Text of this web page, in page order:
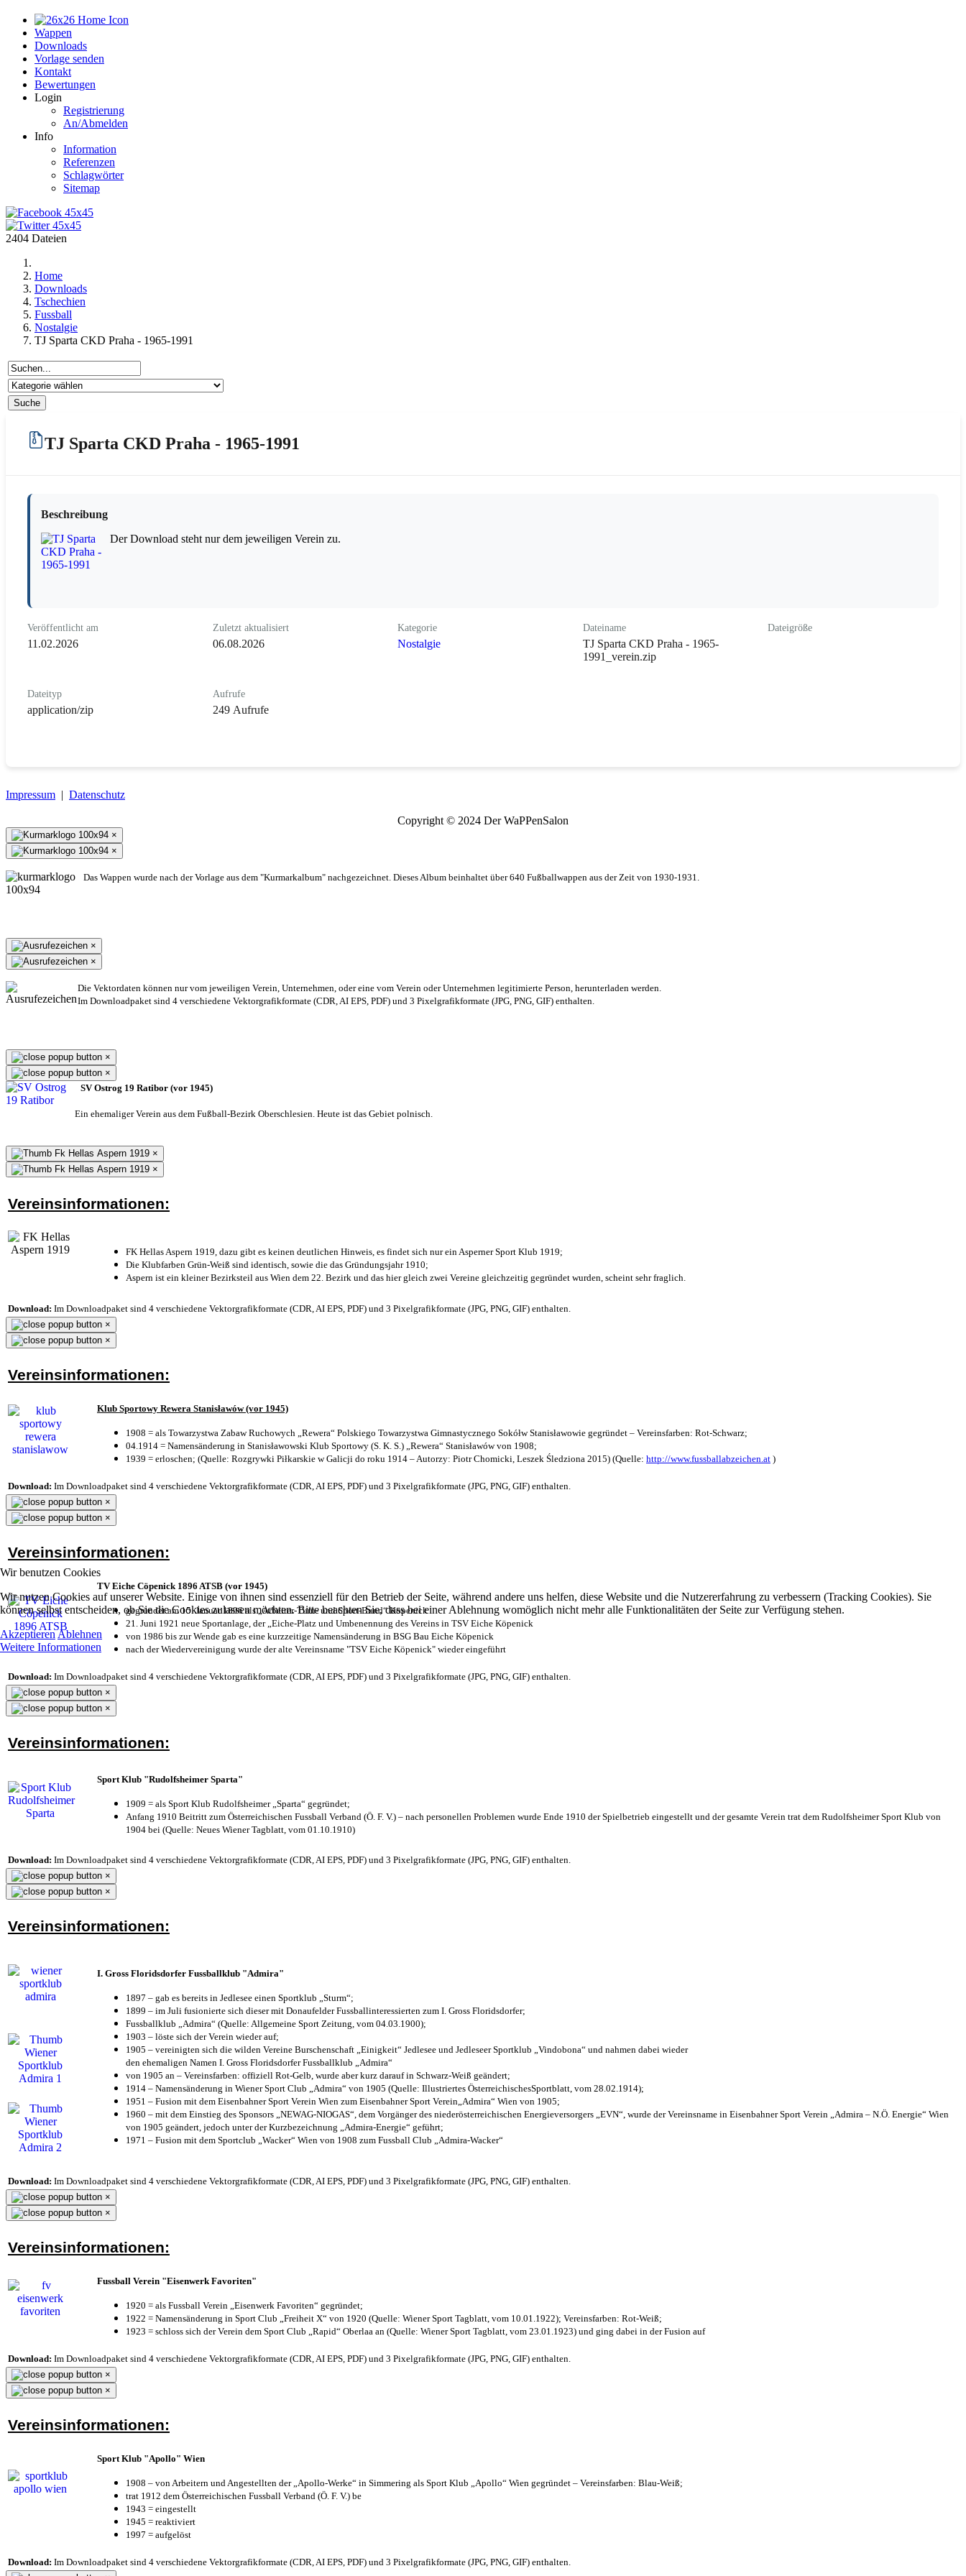
Wappen
Downloads
Vorlage senden
Kontakt
Bewertungen
Login
Registrierung
An/Abmelden
Info
Information
Referenzen
Schlagwörter
Sitemap
2404 Dateien
Home
Downloads
Tschechien
Fussball
Nostalgie
TJ Sparta CKD Praha - 1965-1991
TJ Sparta CKD Praha - 1965-1991
Beschreibung
Der Download steht nur dem jeweiligen Verein zu.
Veröffentlicht am
11.02.2026
Zuletzt aktualisiert
06.08.2026
Kategorie
Nostalgie
Dateiname
TJ Sparta CKD Praha - 1965-
1991_verein.zip
Dateigröße
Dateityp
application/zip
Aufrufe
249 Aufrufe
Impressum | Datenschutz
Copyright © 2024 Der WaPPenSalon
Wir benutzen Cookies
Wir nutzen Cookies auf unserer Website. Einige von ihnen sind essenziell für den Betrieb der Seite, während andere uns helfen, diese Website und die Nutzererfahrung zu verbessern (Tracking Cookies). Sie
können selbst entscheiden, ob Sie die Cookies zulassen möchten. Bitte beachten Sie, dass bei einer Ablehnung womöglich nicht mehr alle Funktionalitäten der Seite zur Verfügung stehen.
AkzeptierenAblehnen
Weitere Informationen
×
×
Das Wappen wurde nach der Vorlage aus dem "Kurmarkalbum" nachgezeichnet. Dieses Album beinhaltet über 640 Fußballwappen aus der Zeit von 1930-1931.
×
×
Die Vektordaten können nur vom jeweiligen Verein, Unternehmen, oder eine vom Verein oder Unternehmen legitimierte Person, herunterladen werden.
Im Downloadpaket sind 4 verschiedene Vektorgrafikformate (CDR, AI EPS, PDF) und 3 Pixelgrafikformate (JPG, PNG, GIF) enthalten.
×
×
SV Ostrog 19 Ratibor (vor 1945)
Ein ehemaliger Verein aus dem Fußball-Bezirk Oberschlesien. Heute ist das Gebiet polnisch.
×
×
Vereinsinformationen:
FK Hellas Aspern 1919, dazu gibt es keinen deutlichen Hinweis, es findet sich nur ein Asperner Sport Klub 1919;
Die Klubfarben Grün-Weiß sind identisch, sowie die das Gründungsjahr 1910;
Aspern ist ein kleiner Bezirksteil aus Wien dem 22. Bezirk und das hier gleich zwei Vereine gleichzeitig gegründet wurden, scheint sehr fraglich.
Download: Im Downloadpaket sind 4 verschiedene Vektorgrafikformate (CDR, AI EPS, PDF) und 3 Pixelgrafikformate (JPG, PNG, GIF) enthalten.
×
×
Vereinsinformationen:
Klub Sportowy Rewera Stanisławów (vor 1945)
1908 = als Towarzystwa Zabaw Ruchowych „Rewera“ Polskiego Towarzystwa Gimnastycznego Sokółw Stanisławowie gegründet – Vereinsfarben: Rot-Schwarz;
04.1914 = Namensänderung in Stanisławowski Klub Sportowy (S. K. S.) „Rewera“ Stanisławów von 1908;
1939 = erloschen; (Quelle: Rozgrywki Piłkarskie w Galicji do roku 1914 – Autorzy: Piotr Chomicki, Leszek Śledziona 2015) (Quelle: http://www.fussballabzeichen.at )
Download: Im Downloadpaket sind 4 verschiedene Vektorgrafikformate (CDR, AI EPS, PDF) und 3 Pixelgrafikformate (JPG, PNG, GIF) enthalten.
×
×
Vereinsinformationen:
TV Eiche Cöpenick 1896 ATSB (vor 1945)
gegründet am 15. Januar 1896 als „Arbeiter-Turn- und Sport-Bund“ Köpenick
21. Juni 1921 neue Sportanlage, der „Eiche-Platz und Umbenennung des Vereins in TSV Eiche Köpenick
von 1986 bis zur Wende gab es eine kurzzeitige Namensänderung in BSG Bau Eiche Köpenick
nach der Wiedervereinigung wurde der alte Vereinsname "TSV Eiche Köpenick" wieder eingeführt
Download: Im Downloadpaket sind 4 verschiedene Vektorgrafikformate (CDR, AI EPS, PDF) und 3 Pixelgrafikformate (JPG, PNG, GIF) enthalten.
×
×
Vereinsinformationen:
Sport Klub "Rudolfsheimer Sparta"
1909 = als Sport Klub Rudolfsheimer „Sparta“ gegründet;
Anfang 1910 Beitritt zum Österreichischen Fussball Verband (Ö. F. V.) – nach personellen Problemen wurde Ende 1910 der Spielbetrieb eingestellt und der gesamte Verein trat dem Rudolfsheimer Sport Klub von
1904 bei (Quelle: Neues Wiener Tagblatt, vom 01.10.1910)
Download: Im Downloadpaket sind 4 verschiedene Vektorgrafikformate (CDR, AI EPS, PDF) und 3 Pixelgrafikformate (JPG, PNG, GIF) enthalten.
×
×
Vereinsinformationen:
I. Gross Floridsdorfer Fussballklub "Admira"
1897 – gab es bereits in Jedlesee einen Sportklub „Sturm“;
1899 – im Juli fusionierte sich dieser mit Donaufelder Fussballinteressierten zum I. Gross Floridsdorfer;
Fussballklub „Admira“ (Quelle: Allgemeine Sport Zeitung, vom 04.03.1900);
1903 – löste sich der Verein wieder auf;
1905 – vereinigten sich die wilden Vereine Burschenschaft „Einigkeit“ Jedlesee und Jedleseer Sportklub „Vindobona“ und nahmen dabei wieder
den ehemaligen Namen I. Gross Floridsdorfer Fussballklub „Admira“
von 1905 an – Vereinsfarben: offiziell Rot-Gelb, wurde aber kurz darauf in Schwarz-Weiß geändert;
1914 – Namensänderung in Wiener Sport Club „Admira“ von 1905 (Quelle: Illustriertes ÖsterreichischesSportblatt, vom 28.02.1914);
1951 – Fusion mit dem Eisenbahner Sport Verein Wien zum Eisenbahner Sport Verein„Admira“ Wien von 1905;
1960 – mit dem Einstieg des Sponsors „NEWAG-NIOGAS“, dem Vorgänger des niederösterreichischen Energieversorgers „EVN“, wurde der Vereinsname in Eisenbahner Sport Verein „Admira – N.Ö. Energie“ Wien
von 1905 geändert, jedoch unter der Kurzbezeichnung „Admira-Energie“ geführt;
1971 – Fusion mit dem Sportclub „Wacker“ Wien von 1908 zum Fussball Club „Admira-Wacker“
Download: Im Downloadpaket sind 4 verschiedene Vektorgrafikformate (CDR, AI EPS, PDF) und 3 Pixelgrafikformate (JPG, PNG, GIF) enthalten.
×
×
Vereinsinformationen:
Fussball Verein "Eisenwerk Favoriten"
1920 = als Fussball Verein „Eisenwerk Favoriten“ gegründet;
1922 = Namensänderung in Sport Club „Freiheit X“ von 1920 (Quelle: Wiener Sport Tagblatt, vom 10.01.1922); Vereinsfarben: Rot-Weiß;
1923 = schloss sich der Verein dem Sport Club „Rapid“ Oberlaa an (Quelle: Wiener Sport Tagblatt, vom 23.01.1923) und ging dabei in der Fusion auf
Download: Im Downloadpaket sind 4 verschiedene Vektorgrafikformate (CDR, AI EPS, PDF) und 3 Pixelgrafikformate (JPG, PNG, GIF) enthalten.
×
×
Vereinsinformationen:
Sport Klub "Apollo" Wien
1908 – von Arbeitern und Angestellten der „Apollo-Werke“ in Simmering als Sport Klub „Apollo“ Wien gegründet – Vereinsfarben: Blau-Weiß;
trat 1912 dem Österreichischen Fussball Verband (Ö. F. V.) be
1943 = eingestellt
1945 = reaktiviert
1997 = aufgelöst
Download: Im Downloadpaket sind 4 verschiedene Vektorgrafikformate (CDR, AI EPS, PDF) und 3 Pixelgrafikformate (JPG, PNG, GIF) enthalten.